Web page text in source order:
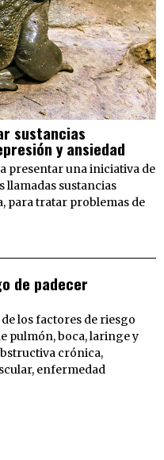
sustancias
y ansiedad
presentar una iniciativa de
llamadas sustancias
para tratar problemas de
de padecer
los factores de riesgo
pulmón, boca, laringe y
crónica,
enfermedad